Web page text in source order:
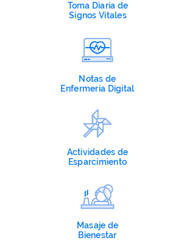
Toma Diaria de
Signos Vitales
Notas de
Enfermería Digital
Actividades de
Esparcimiento
Masaje de
Bienestar